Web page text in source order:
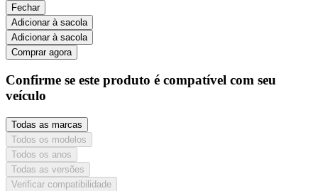
Fechar
Adicionar à sacola
Adicionar à sacola
Comprar agora
Confirme se este produto é compatível com seu
veículo
Todas as marcas
Todos os modelos
Todos os anos
Todas as versões
Verificar compatibilidade